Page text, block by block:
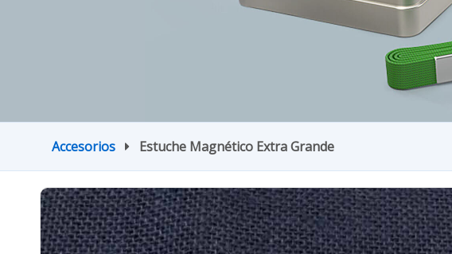
Accesorios Estuche Magnético Extra Grande